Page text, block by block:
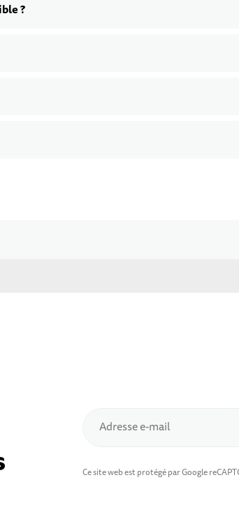
?
Adresse e-mail
Ce site web est protégé par Google